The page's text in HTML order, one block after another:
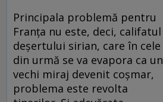
Principala problemă pentru
Franţa nu este, deci, califatul
deşertului sirian, care în cele
din urmă se va evapora ca un
vechi miraj devenit coşmar,
problema este revolta